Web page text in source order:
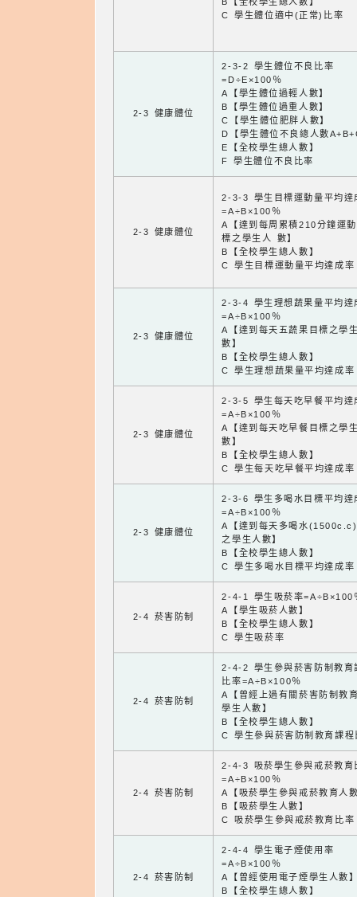
C 學生體位適中(正常)比率
2-3 健康體位
2-3-2 學生體位不良比率
=D÷E×100％
A【學生體位過輕人數】
B【學生體位過重人數】
C【學生體位肥胖人數】
D【學生體位不良總人數
E【全校學生總人數】
F 學生體位不良比率
2-3 健康體位
2-3-3 學生目標運動量平均達
=A÷B×100％
A【達到每周累積210分鐘運
標之學生人 數】
B【全校學生總人數】
C 學生目標運動量平均達成率
2-3 健康體位
2-3-4 學生理想蔬果量平均達
=A÷B×100％
A【達到每天五蔬果目標之學
數】
B【全校學生總人數】
C 學生理想蔬果量平均達成率
2-3 健康體位
2-3-5 學生每天吃早餐平均達
=A÷B×100％
A【達到每天吃早餐目標之學
數】
B【全校學生總人數】
C 學生每天吃早餐平均達成率
2-3 健康體位
2-3-6 學生多喝水目標平均達
=A÷B×100％
A【達到每天多喝水
之學生人數】
B【全校學生總人數】
C 學生多喝水目標平均達成率
2-4 菸害防制
2-4-1 學生吸菸率=A÷B×100
A【學生吸菸人數】
B【全校學生總人數】
C 學生吸菸率
2-4 菸害防制
2-4-2 學生參與菸害防制教育
比率=A÷B×100％
A【曾經上過有關菸害防制教
學生人數】
B【全校學生總人數】
C 學生參與菸害防制教育課程
2-4 菸害防制
2-4-3 吸菸學生參與戒菸教育
=A÷B×100％
A【吸菸學生參與戒菸教育人
B【吸菸學生人數】
C 吸菸學生參與戒菸教育比率
2-4 菸害防制
2-4-4 學生電子煙使用率
=A÷B×100％
A【曾經使用電子煙學生人數
B【全校學生總人數】